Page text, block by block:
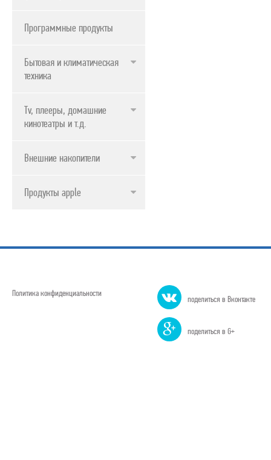
Программные продукты
Бытовая и климатическая
техника
Tv, плееры, домашние
кинотеатры и т.д.
Внешние накопители
Продукты apple
Политика конфиденциальности
поделиться в Вконтакте
поделиться в G+